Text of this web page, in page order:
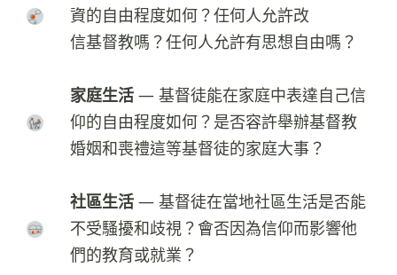
資的自由程度如何？任何人允許改
信基督教嗎？任何人允許有思想自由嗎？
家庭生活 — 基督徒能在家庭中表達自己信
仰的自由程度如何？是否容許舉辦基督教
婚姻和喪禮這等基督徒的家庭大事？
社區生活 — 基督徒在當地社區生活是否能
不受騷擾和歧視？會否因為信仰而影響他
們的教育或就業？